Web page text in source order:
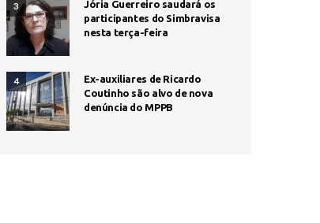
3
Jória Guerreiro saudará os
participantes do Simbravisa
nesta terça-feira
4
Ex-auxiliares de Ricardo
Coutinho são alvo de nova
denúncia do MPPB